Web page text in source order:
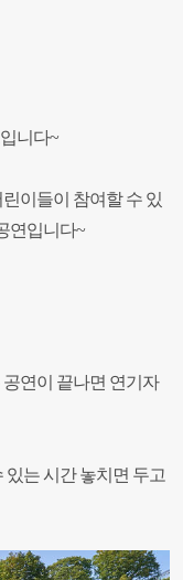
니다~
이들이 참여할 수 있
연입니다~
연이 끝나면 연기자
있는 시간 놓치면 두고